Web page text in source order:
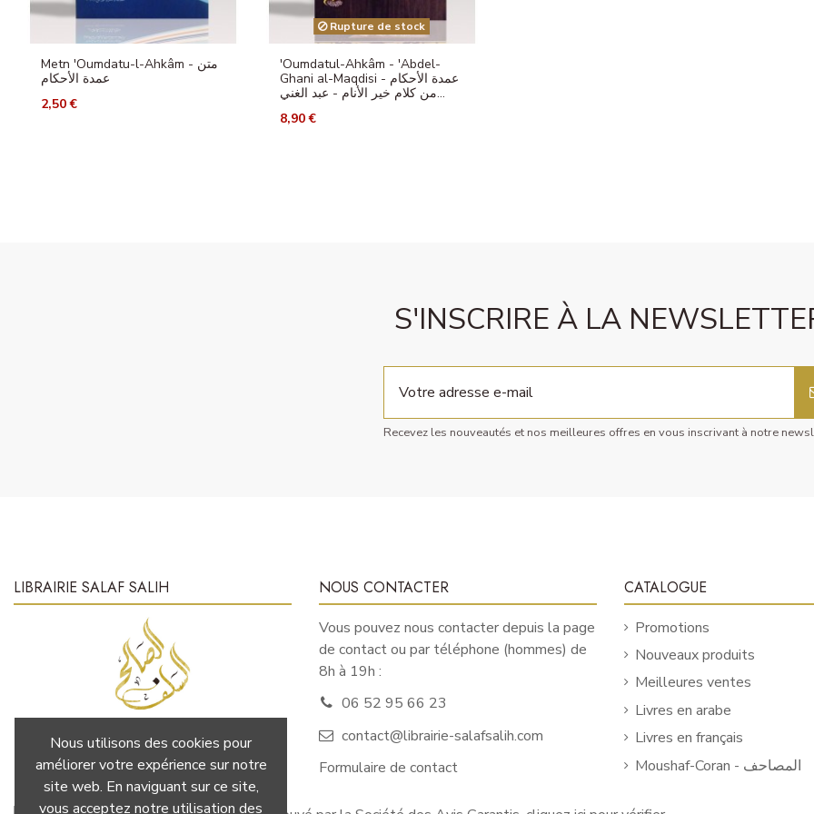
Metn 'Oumdatu-l-Ahkâm - متن
عمدة الأحكام
2,50 €
Rupture de stock
'Oumdatul-Ahkâm - 'Abdel-
Ghani al-Maqdisi - عمدة الأحكام
من كلام خير الأنام - عبد الغني...
8,90 €
S'INSCRIRE À LA
Recevez les nouveautés et nos meilleures offres en vous inscrivant à notre
LIBRAIRIE SALAF SALIH
LA SCIENCE : AVANT LA PAROLE ET
LES ACTES
NOUS CONTACTER
Vous pouvez nous contacter depuis la page
de contact ou par téléphone (hommes) de
8h à 19h :
06 52 95 66 23
contact@librairie-salafsalih.com
Formulaire de contact
CATALOGUE
Promotions
Nouveaux produits
Meilleures ventes
Livres en arabe
Livres en français
Moushaf-Coran - المصاحف
Nous utilisons des cookies pour
améliorer votre expérience sur notre
site web. En naviguant sur ce site,
vous acceptez notre utilisation des